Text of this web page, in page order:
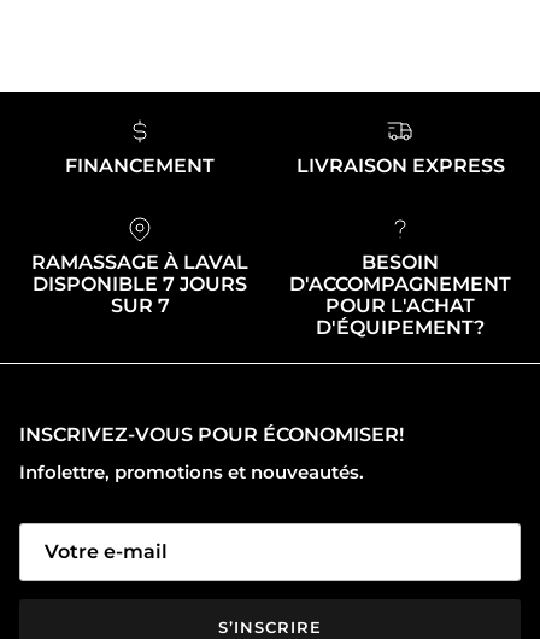
FINANCEMENT LIVRAISON EXPRESS
RAMASSAGE À LAVAL
DISPONIBLE 7 JOURS
SUR 7
BESOIN
D'ACCOMPAGNEMENT
POUR L'ACHAT
D'ÉQUIPEMENT?
INSCRIVEZ-VOUS POUR ÉCONOMISER!
Infolettre, promotions et nouveautés.
S’INSCRIRE